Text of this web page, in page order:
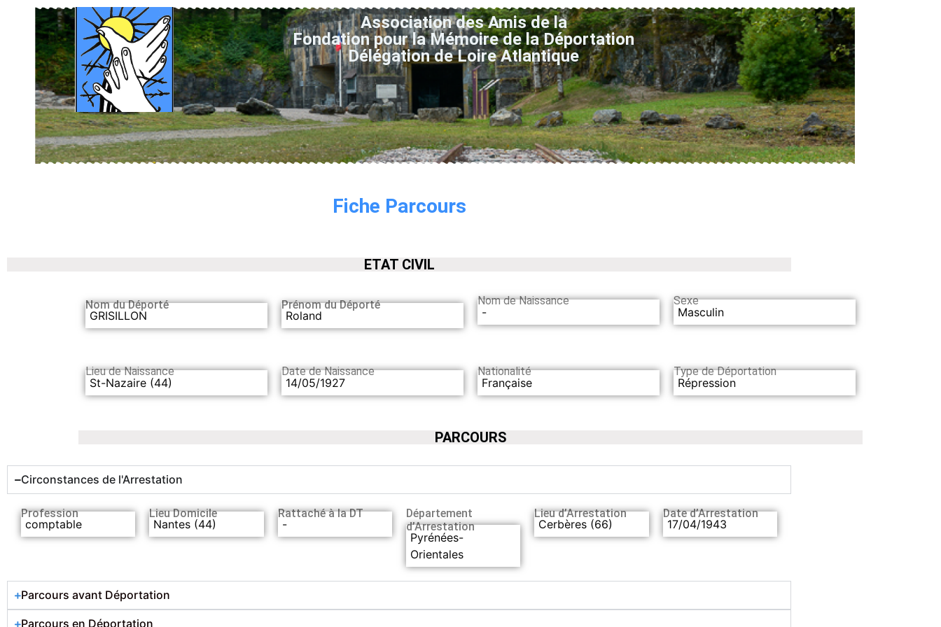
Association des Amis de la
Fondation pour la Mémoire de la Déportation
Délégation de Loire Atlantique
Fiche Parcours
ETAT CIVIL
Nom du Déporté
GRISILLON
Prénom du Déporté
Roland
Nom de Naissance
-
Sexe
Masculin
Lieu de Naissance
St-Nazaire (44)
Date de Naissance
14/05/1927
Nationalité
Française
Type de Déportation
Répression
PARCOURS
Circonstances de l'Arrestation
Profession
comptable
Lieu Domicile
Nantes (44)
Rattaché à la DT
-
Département
d’Arrestation
Pyrénées-
Orientales
Lieu d’Arrestation
Cerbères (66)
Date d’Arrestation
17/04/1943
Parcours avant Déportation
Parcours en Déportation